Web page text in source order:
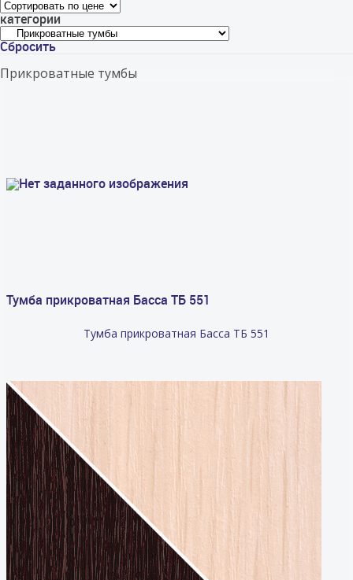
категории
Сбросить
Прикроватные тумбы
Тумба прикроватная Басса ТБ 551
Тумба прикроватная Басса ТБ 551